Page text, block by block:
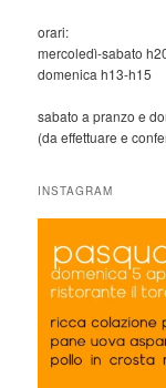
orari:
mercoledì-sabato
domenica h13-h15
sabato a pranzo e
(da effettuare e
INSTAGRAM